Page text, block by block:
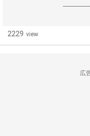
2229 view
広